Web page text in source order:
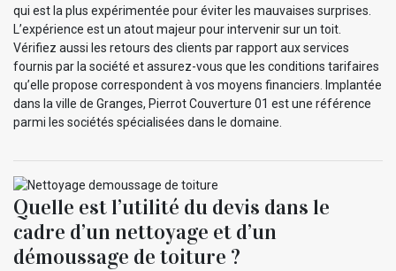
qui est la plus expérimentée pour éviter les mauvaises surprises.
L’expérience est un atout majeur pour intervenir sur un toit.
Vérifiez aussi les retours des clients par rapport aux services
fournis par la société et assurez-vous que les conditions tarifaires
qu’elle propose correspondent à vos moyens financiers. Implantée
dans la ville de Granges, Pierrot Couverture 01 est une référence
parmi les sociétés spécialisées dans le domaine.
Quelle est l’utilité du devis dans le
cadre d’un nettoyage et d’un
démoussage de toiture ?